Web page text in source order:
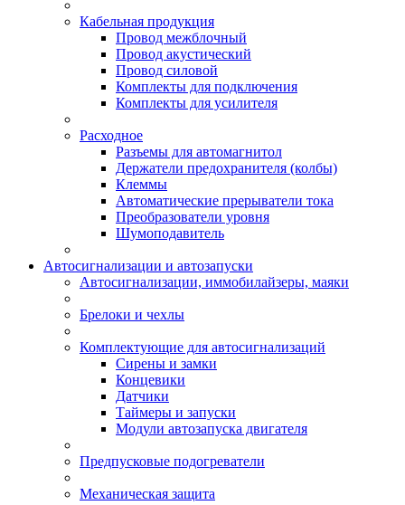
Кабельная продукция
Провод межблочный
Провод акустический
Провод силовой
Комплекты для подключения
Комплекты для усилителя
Расходное
Разъемы для автомагнитол
Держатели предохранителя (колбы)
Клеммы
Автоматические прерыватели тока
Преобразователи уровня
Шумоподавитель
Автосигнализации и автозапуски
Автосигнализации, иммобилайзеры, маяки
Брелоки и чехлы
Комплектующие для автосигнализаций
Сирены и замки
Концевики
Датчики
Таймеры и запуски
Модули автозапуска двигателя
Предпусковые подогреватели
Механическая защита